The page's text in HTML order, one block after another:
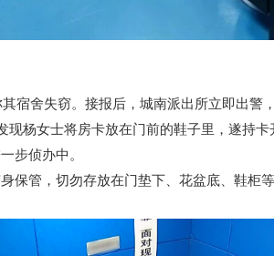
舍失窃。接报后，城南派出所立即出警
女士将房卡放在门前的鞋子里，遂持卡
步侦办中。
管，切勿存放在门垫下、花盆底、鞋柜等